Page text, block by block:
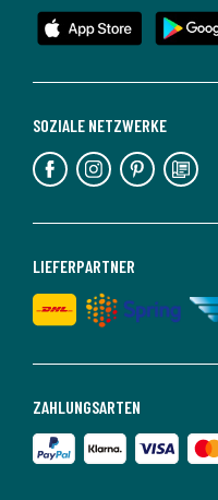
ZAHLUNGSARTEN
LIEFERPARTNER
SOZIALE NETZWERKE